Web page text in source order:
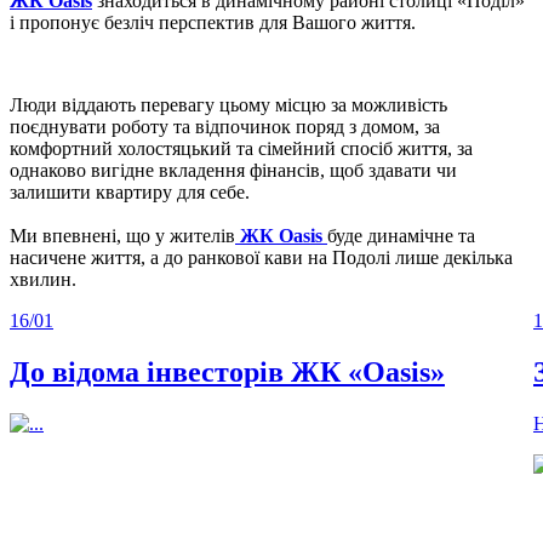
і пропонує безліч перспектив для Вашого життя.
Люди віддають перевагу цьому місцю за можливість
поєднувати роботу та відпочинок поряд з домом, за
комфортний холостяцький та сімейний спосіб життя, за
однаково вигідне вкладення фінансів, щоб здавати чи
залишити квартиру для себе.
Ми впевнені, що у жителів ЖК Oasis буде динамічне та
насичене життя, а до ранкової кави на Подолі лише декілька
хвилин.
16/01
До відома інвесторів ЖК «Oasis»